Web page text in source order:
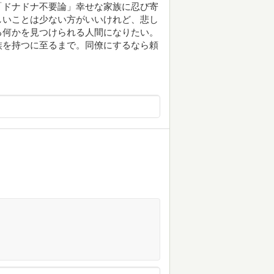
ナドナ不要論」幸せな家族に忍び寄
ことは少ない方がいいけれど、悲し
かを見つけられる人間になりたい。
持つに至るまで。同僚にするなら頼